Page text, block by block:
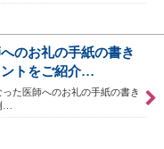
のお礼の手紙の書き
ントをご紹介…
た医師へのお礼の手紙の書き
…